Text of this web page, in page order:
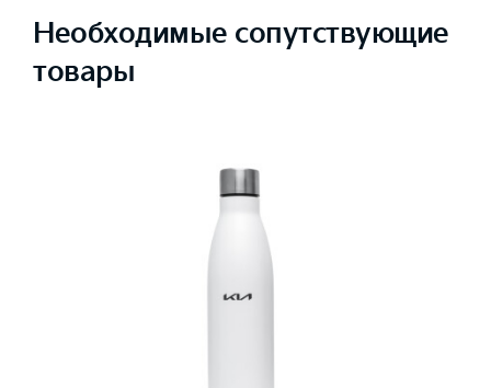
Необходимые сопутствующие
товары